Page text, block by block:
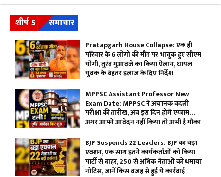
शीर्ष 5 समाचार
Pratapgarh House Collapse: एक ही
परिवार के 6 लोगों की मौत पर भावुक हुए सीएम
योगी, तुरंत मुआवजे का किया ऐलान, घायल
युवक के बेहतर इलाज के दिए निर्देश
MPPSC Assistant Professor New
Exam Date: MPPSC ने अचानक बदली
परीक्षा की तारीख, अब इस दिन होंगे एग्जाम…
अगर आपने आवेदन नहीं किया तो अभी है मौका
BJP Suspends 22 Leaders: BJP का बड़ा
एक्शन, एक साथ इतने कार्यकर्ताओं को किया
पार्टी से बाहर, 250 से अधिक नेताओं को थमाया
नोटिस, जानें किस वजह से हुई ये कार्रवाई